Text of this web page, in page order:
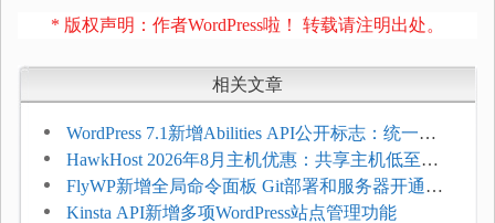
* 版权声明：作者WordPress啦！ 转载请注明出处。
相关文章
WordPress 7.1新增Abilities API公开标志：统一支
持REST API、MCP与AI代理
HawkHost 2026年8月主机优惠：共享主机低至
$2.61/月，高性能主机同步折扣
FlyWP新增全局命令面板 Git部署和服务器开通更
方便
Kinsta API新增多项WordPress站点管理功能